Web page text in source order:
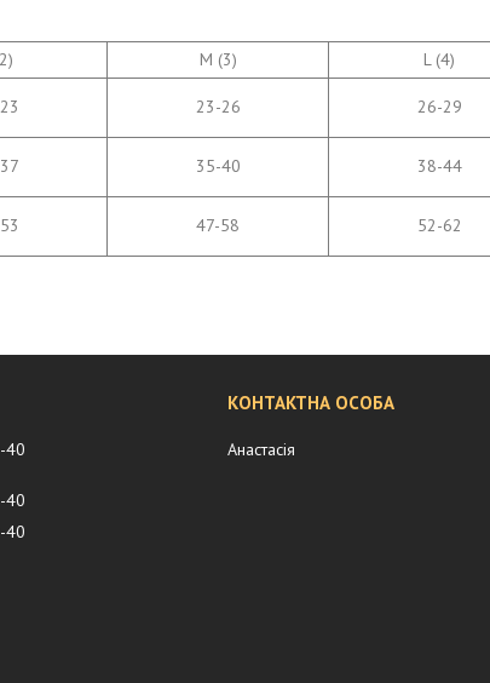
M (3) L (4)
23-26 26-29
35-40 38-44
47-58 52-62
40
40
40
Анастасія